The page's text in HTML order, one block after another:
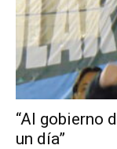
“Al gobierno
un día”